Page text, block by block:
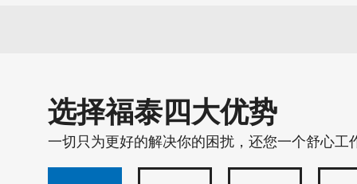
选择福泰四大优势
一切只为更好的解决你的困扰，还您一个舒心工